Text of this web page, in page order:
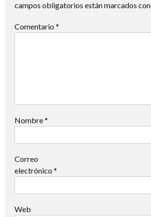
campos obligatorios están marcados con
Comentario *
Nombre*
Correo
electrónico *
Web